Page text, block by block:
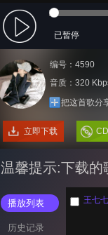
已暂停
编号：4590
音质：320
把这首歌分
立即下载
温馨提示:下载的
播放列表
历史记录
王七